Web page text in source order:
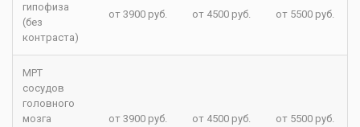
гипофиза
(без
контраста)
от 3900 руб. от 4500 руб. от 5500 руб.
МРТ
сосудов
головного
мозга
от 3900 руб. от 4500 руб. от 5500 руб.